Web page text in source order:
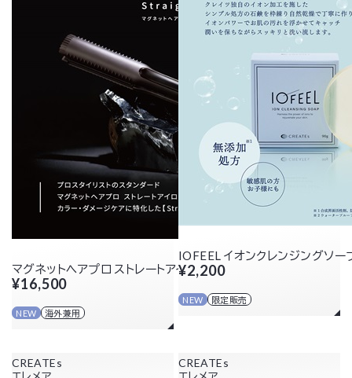
マグネットヘアプロ ストレートアイロンC
¥16,500
NEW 海外兼用
IOFEEL イオンクレンジングソー
¥2,200
NEW 限定販売
CREATEs
CREATEs